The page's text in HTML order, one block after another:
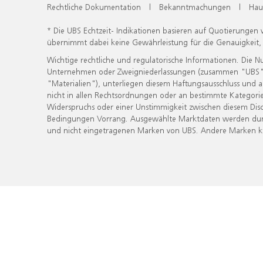
Rechtliche Dokumentation | Bekanntmachungen |
* Die UBS Echtzeit- Indikationen basieren auf
übernimmt dabei keine Gewährleistung für die
Wichtige rechtliche und regulatorische Informationen. Die
Unternehmen oder Zweigniederlassungen (zusammen
"Materialien"), unterliegen diesem Haftungsausschluss
nicht in allen Rechtsordnungen oder an bestimmte
Widerspruchs oder einer Unstimmigkeit zwischen diesem
Bedingungen Vorrang. Ausgewählte Marktdaten werden
und nicht eingetragenen Marken von UBS. Andere Marken